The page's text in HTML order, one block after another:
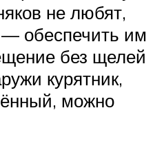
не любят,
— обеспечить им
без щелей
курятник,
можно